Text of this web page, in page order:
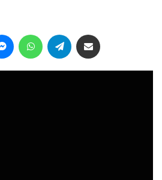
MessengerWhatsAppTelegram